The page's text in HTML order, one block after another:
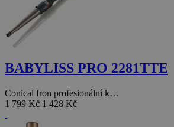
BABYLISS PRO 2281TTE
Conical Iron profesionální k…
1 799 Kč 1 428 Kč